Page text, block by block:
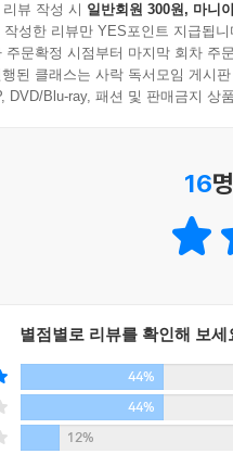
뷰 작성 시 일반회원 300원, 마니
성한 리뷰만 YES포인트 지급됩니
주문확정 시점부터 마지막 회차 주
된 클래스는 사락 독서모임 게시
DVD/Blu-ray, 패션 및 판매금지 상
16
별점별로 리뷰를 확인해 보세
44%
44%
12%